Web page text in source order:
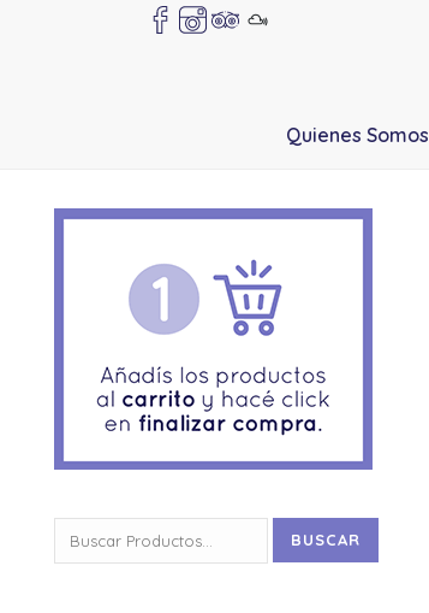
Quienes Somos
por:
BUSCAR